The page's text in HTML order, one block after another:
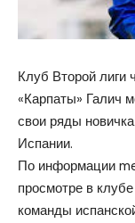
Клуб Второй лиги
«Карпаты» Галич
свои ряды
Испании.
По информации
просмотре в
команды